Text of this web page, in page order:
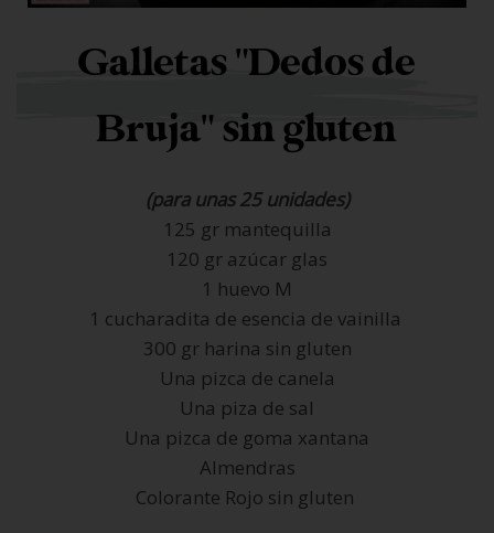
Galletas "Dedos de
Bruja" sin gluten
(para unas 25 unidades)
125 gr mantequilla
120 gr azúcar glas
1 huevo M
1 cucharadita de esencia de vainilla
300 gr harina sin gluten
Una pizca de canela
Una piza de sal
Una pizca de goma xantana
Almendras
Colorante Rojo sin gluten